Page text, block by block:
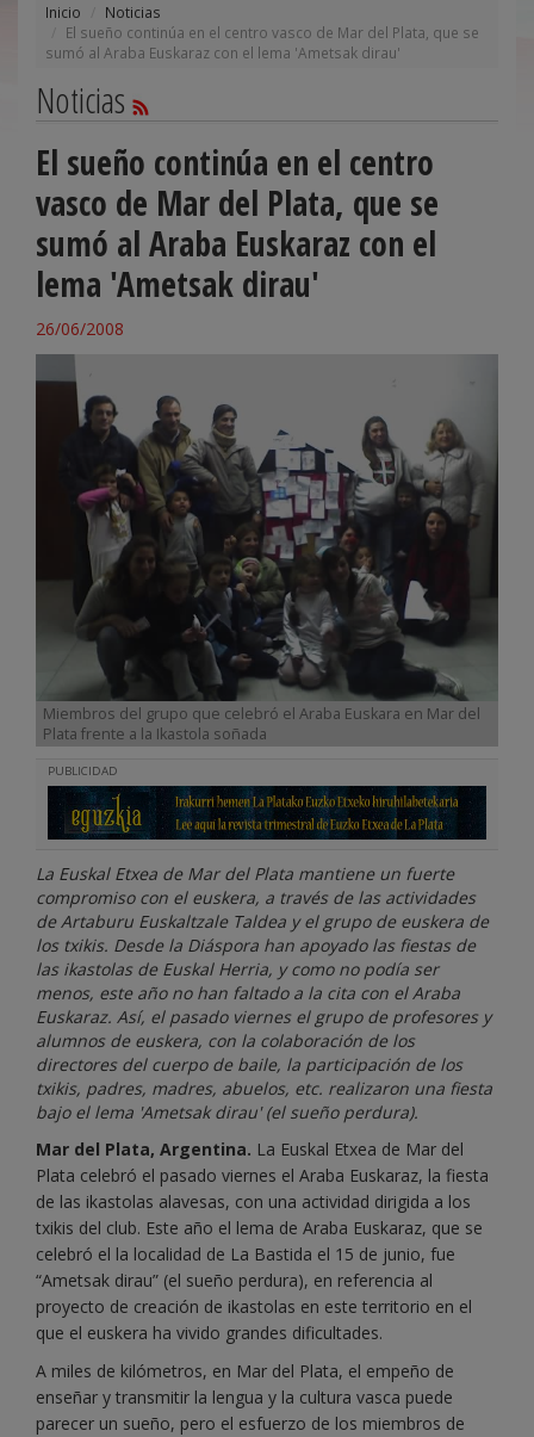
Inicio
Noticias
El sueño continúa en el centro vasco de Mar del Plata, que se
sumó al Araba Euskaraz con el lema 'Ametsak dirau'
Noticias
El sueño continúa en el centro
vasco de Mar del Plata, que se
sumó al Araba Euskaraz con el
lema 'Ametsak dirau'
26/06/2008
Miembros del grupo que celebró el Araba Euskara en Mar del
Plata frente a la Ikastola soñada
PUBLICIDAD
La Euskal Etxea de Mar del Plata mantiene un fuerte
compromiso con el euskera, a través de las actividades
de Artaburu Euskaltzale Taldea y el grupo de euskera de
los txikis. Desde la Diáspora han apoyado las fiestas de
las ikastolas de Euskal Herria, y como no podía ser
menos, este año no han faltado a la cita con el Araba
Euskaraz. Así, el pasado viernes el grupo de profesores y
alumnos de euskera, con la colaboración de los
directores del cuerpo de baile, la participación de los
txikis, padres, madres, abuelos, etc. realizaron una fiesta
bajo el lema 'Ametsak dirau' (el sueño perdura).
Mar del Plata, Argentina. La Euskal Etxea de Mar del
Plata celebró el pasado viernes el Araba Euskaraz, la fiesta
de las ikastolas alavesas, con una actividad dirigida a los
txikis del club. Este año el lema de Araba Euskaraz, que se
celebró el la localidad de La Bastida el 15 de junio, fue
“Ametsak dirau” (el sueño perdura), en referencia al
proyecto de creación de ikastolas en este territorio en el
que el euskera ha vivido grandes dificultades.
A miles de kilómetros, en Mar del Plata, el empeño de
enseñar y transmitir la lengua y la cultura vasca puede
parecer un sueño, pero el esfuerzo de los miembros de